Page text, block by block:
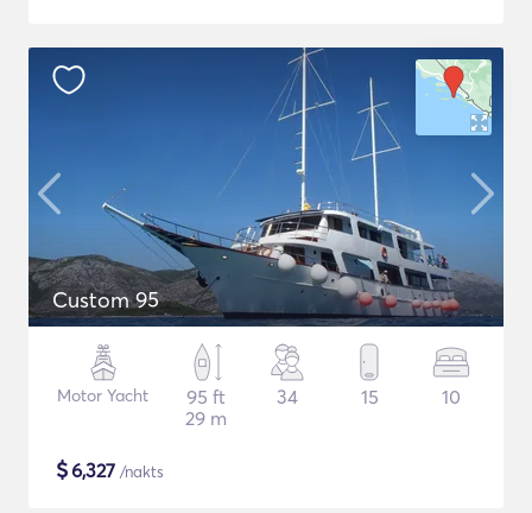
Custom 95
Motor Yacht
95 ft
29 m
34 15 10
$6,327 /nakts